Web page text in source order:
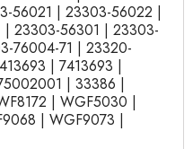
56021 | 23303-56022 |
23303-56301 | 23303-
76004-71 | 23320-
| 7413693 |
| 33386 |
| WGF5030 |
| WGF9073 |